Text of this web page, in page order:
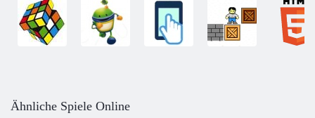
Ähnliche Spiele Online